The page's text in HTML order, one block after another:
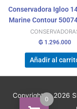
Conservadora Igloo
Marine Contour
₲1.296.000
Añadir al
Copyright © 2026
0